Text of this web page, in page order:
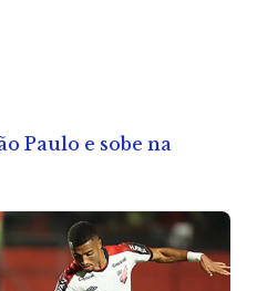
Paulo e sobe na